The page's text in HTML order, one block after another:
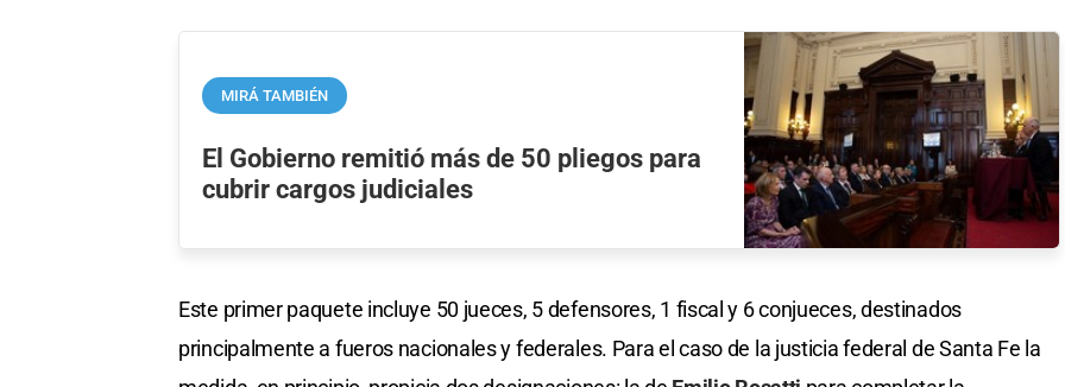
MIRÁ TAMBIÉN
El Gobierno remitió más de 50 pliegos para
cubrir cargos judiciales
Este primer paquete incluye 50 jueces, 5 defensores, 1 fiscal y 6 conjueces, destinados
principalmente a fueros nacionales y federales. Para el caso de la justicia federal de Santa Fe la